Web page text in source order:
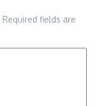
Required fields are